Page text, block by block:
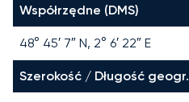
Współrzędne (DMS)
48° 45′ 7″ N, 2° 6′ 22″ E
Szerokość / Długość geogr.